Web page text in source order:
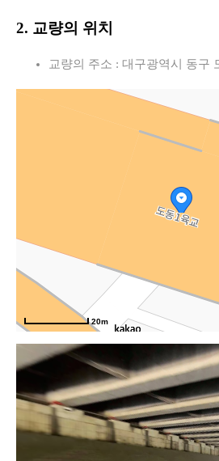
2. 교량의 위치
교량의 주소 : 대구광역시 동구
20m